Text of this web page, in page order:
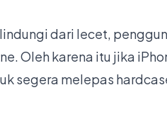
dari lecet,
Oleh karena itu jika
segera melepas